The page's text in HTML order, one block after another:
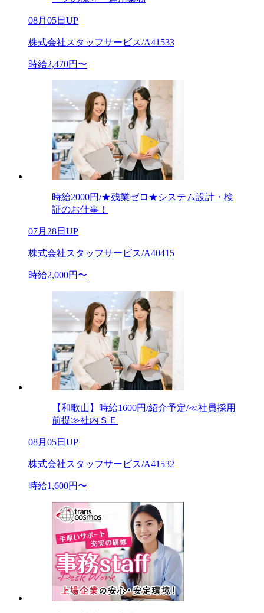
08月05日UP
株式会社スタッフサービス/A41533
時給2,470円〜
時給2000円/★残業ゼロ★システム設計・検
証のお仕事！
07月28日UP
株式会社スタッフサービス/A40415
時給2,000円〜
【和歌山】時給1600円/紹介予定/≪社員採用
前提≫社内ＳＥ
08月05日UP
株式会社スタッフサービス/A41532
時給1,600円〜